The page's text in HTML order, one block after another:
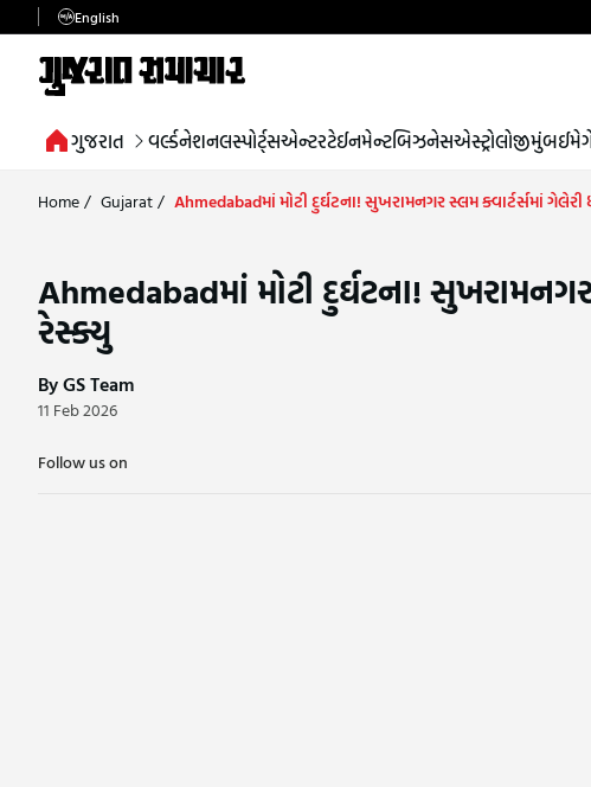
English
ગુજરાત વર્લ્ડનેશનલસ્પોર્ટ્સએન્ટરટેઈનમેન્ટબિઝનેસએસ્ટ્રોલોજીમુંબઈ
Home/ Gujarat/ Ahmedabadમાં મોટી દુર્ઘટના! સુખરામનગર સ્લમ ક્વાર્ટર્સમાં ગેલેરી
Ahmedabadમાં મોટી દુર્ઘટના!
રેસ્ક્યુ
By GS Team
11 Feb 2026
Follow us on